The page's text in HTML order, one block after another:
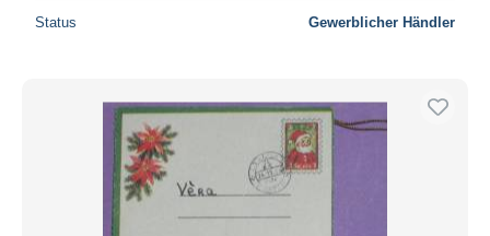
Status Gewerblicher Händler